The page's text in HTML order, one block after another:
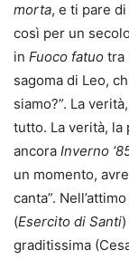
morta, e ti pare
così per un
in Fuoco fatuo tra
sagoma di Leo,
siamo?”. La
tutto. La verità, la
ancora Inverno
un momento,
canta”.
(Esercito di Santi
graditissima